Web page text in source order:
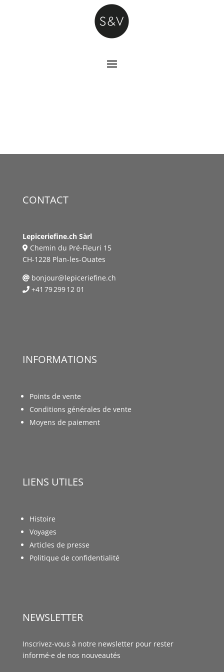
CONTACT
Lepiceriefine.ch Sàrl
Chemin du Pré-Fleuri 15
CH-1228 Plan-les-Ouates
bonjour@lepiceriefine.ch
+41 79 299 12 01
INFORMATIONS
Points de vente
Conditions générales de vente
Moyens de paiement
LIENS UTILES
Histoire
Voyages
Articles de presse
Politique de confidentialité
NEWSLETTER
Inscrivez-vous à notre newsletter pour rester
informé·e de nos nouveautés